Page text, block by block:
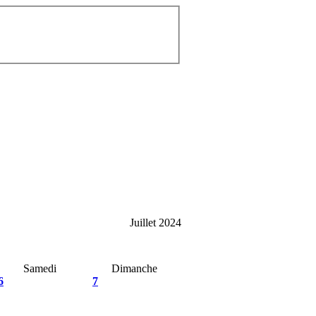
Juillet 2024
Samedi
Dimanche
7